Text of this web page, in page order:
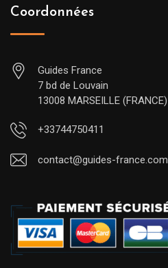
Coordonnées
Guides France
7 bd de Louvain
13008 MARSEILLE (FRANCE)
+33744750411
contact@guides-france.com